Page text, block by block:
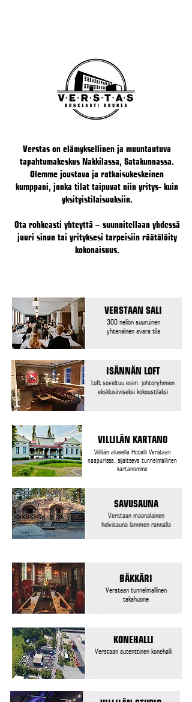
Verstas on elämyksellinen ja muuntautuva
tapahtumakeskus Nakkilassa, Satakunnassa.
Olemme joustava ja ratkaisukeskeinen
kumppani, jonka tilat taipuvat niin yritys- kuin
yksityistilaisuuksiin.
Ota rohkeasti yhteyttä – suunnitellaan yhdessä
juuri sinun tai yrityksesi tarpeisiin räätälöity
kokonaisuus.
VERSTAAN SALI
300 neliön suuruinen
yhtenäinen avara tila
ISÄNNÄN LOFT
Loft soveltuu esim. johtoryhmien
eksklusiiviseksi kokoustilaksi
VILLILÄN KARTANO
Villilän alueella Hotelli Verstaan
naapurissa, sijaitseva tunnelmallinen
kartanomme
SAVUSAUNA
Verstaan maanalainen
holvisauna lammen rannalla
BÄKKÄRI
Verstaan tunnelmallinen
takahuone
KONEHALLI
Verstaan autenttinen konehalli